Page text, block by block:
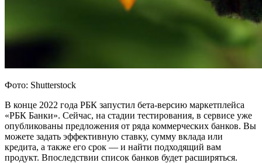
Фото: Shutterstock
В конце 2022 года РБК запустил бета-версию маркетплейса
«РБК Банки». Сейчас, на стадии тестирования, в сервисе уже
опубликованы предложения от ряда коммерческих банков. Вы
можете задать эффективную ставку, сумму вклада или
кредита, а также его срок — и найти подходящий вам
продукт. Впоследствии список банков будет расширяться.